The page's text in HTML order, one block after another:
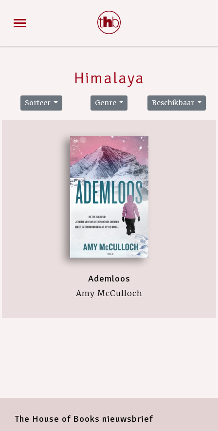
Himalaya
Sorteer Genre Beschikbaar
Ademloos
Amy McCulloch
The House of Books nieuwsbrief